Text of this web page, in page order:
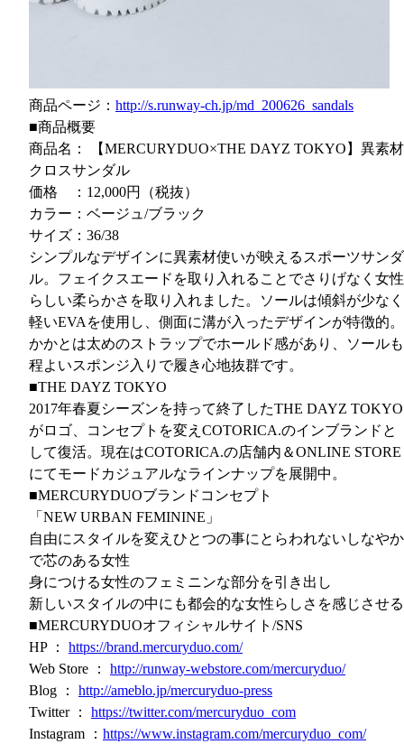
商品ページ： http://s.runway-ch.jp/md_200626_sandals
■商品概要
商品名： 【MERCURYDUO×THE DAYZ TOKYO】異素材
クロスサンダル
価格 ：12,000円（税抜）
カラー：ベージュ/ブラック
サイズ：36/38
シンプルなデザインに異素材使いが映えるスポーツサンダ
ル。フェイクスエードを取り入れることでさりげなく女性
らしい柔らかさを取り入れました。ソールは傾斜が少なく
軽いEVAを使用し、側面に溝が入ったデザインが特徴的。
かかとは太めのストラップでホールド感があり、ソールも
程よいスポンジ入りで履き心地抜群です。
■THE DAYZ TOKYO
2017年春夏シーズンを持って終了したTHE DAYZ TOKYO
がロゴ、コンセプトを変えCOTORICA.のインブランドと
して復活。現在はCOTORICA.の店舗内＆ONLINE STORE
にてモードカジュアルなラインナップを展開中。
■MERCURYDUOブランドコンセプト
「NEW URBAN FEMININE」
自由にスタイルを変えひとつの事にとらわれないしなやか
で芯のある女性
身につける女性のフェミニンな部分を引き出し
新しいスタイルの中にも都会的な女性らしさを感じさせる
■MERCURYDUOオフィシャルサイト/SNS
HP ： https://brand.mercuryduo.com/
Web Store ： http://runway-webstore.com/mercuryduo/
Blog ： http://ameblo.jp/mercuryduo-press
Twitter ： https://twitter.com/mercuryduo_com
Instagram ： https://www.instagram.com/mercuryduo_com/